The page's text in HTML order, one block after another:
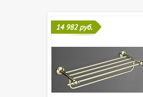
14 982 руб.